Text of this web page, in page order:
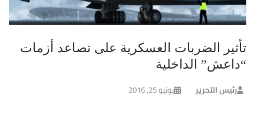
تأثير الضربات العسكرية على تصاعد أزمات
“داعش” الداخلية
رئيس التحرير يونيو 25, 2016